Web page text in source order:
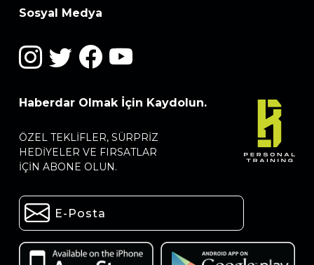
Sosyal Medya
Haberdar Olmak İçin Kaydolun.
ÖZEL TEKLIFLER, SÜRPRIZ
HEDIYELER VE FIRSATLAR
IÇIN ABONE OLUN.